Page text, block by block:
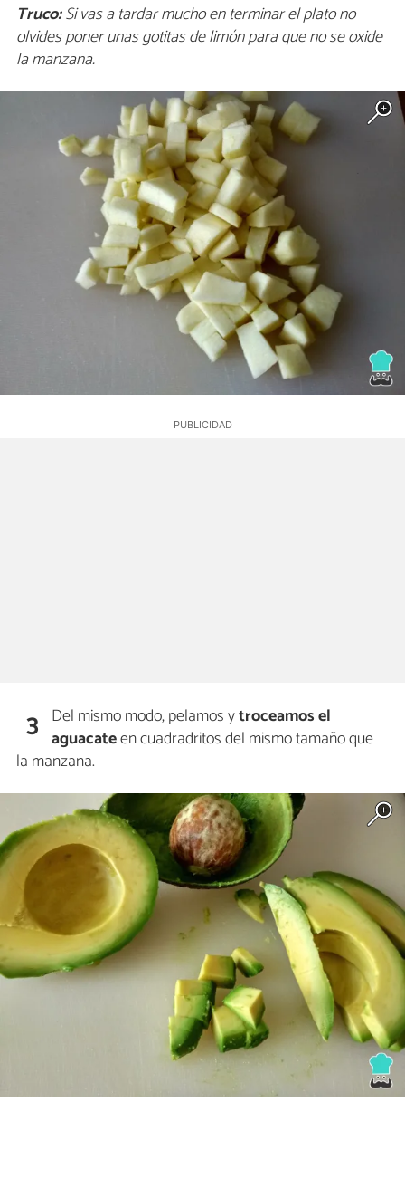
Truco:Si vas a tardar mucho en terminar el plato no
olvides poner unas gotitas de limón para que no se oxide
la manzana.
3 Del mismo modo, pelamos ytroceamos el
aguacateen cuadradritos del mismo tamaño que
la manzana.